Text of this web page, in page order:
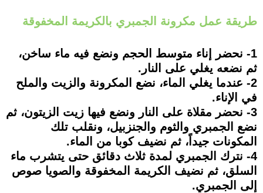
طريقة عمل مكرونة الجمبري بالكريمة المخفوقة
1- نحضر إناء متوسط الحجم ونضع فيه ماء ساخن،
ثم نضعه يغلي على النار.
2- عندما يغلي الماء، نضع المكرونة والزيت والملح
في الإناء.
3- نحضر مقلاة على النار ونضع فيها زيت الزيتون، ثم
نضع الجمبري والثوم والجنزبيل، ونقلب تلك
المكونات جيداً، ثم نضيف كوبا من الماء.
4- نترك الجمبري لمدة ثلاث دقائق حتى يتشرب ماء
السلق، ثم نضيف الكريمة المخفوقة والصويا صوص
إلى الجمبري.